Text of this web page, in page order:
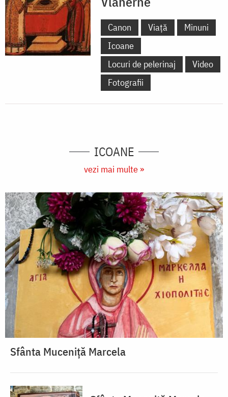
Canon Viață
Minuni
Icoane
Locuri de pelerinaj
Video
Fotografii
ICOANE
vezi mai multe »
Sfânta Muceniță Marcela